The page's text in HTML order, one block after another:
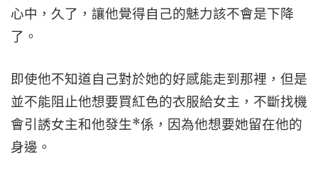
心中，久了，讓他覺得自己的魅力該不會是下降
了。
即使他不知道自己對於她的好感能走到那裡，但是
並不能阻止他想要買紅色的衣服給女主，不斷找機
會引誘女主和他發生*係，因為他想要她留在他的
身邊。